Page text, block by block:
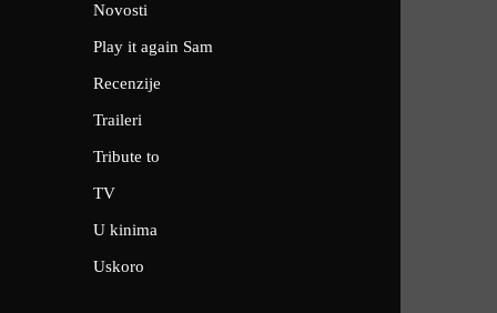
Novosti
Play it again Sam
Recenzije
Traileri
Tribute to
TV
U kinima
Uskoro